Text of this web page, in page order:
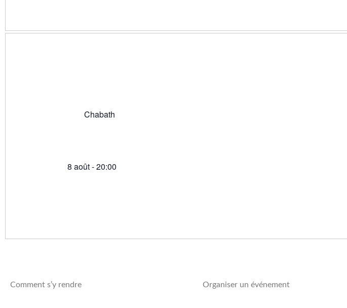
Chabath
8 août - 20:00
Comment s’y rendre Organiser un événement